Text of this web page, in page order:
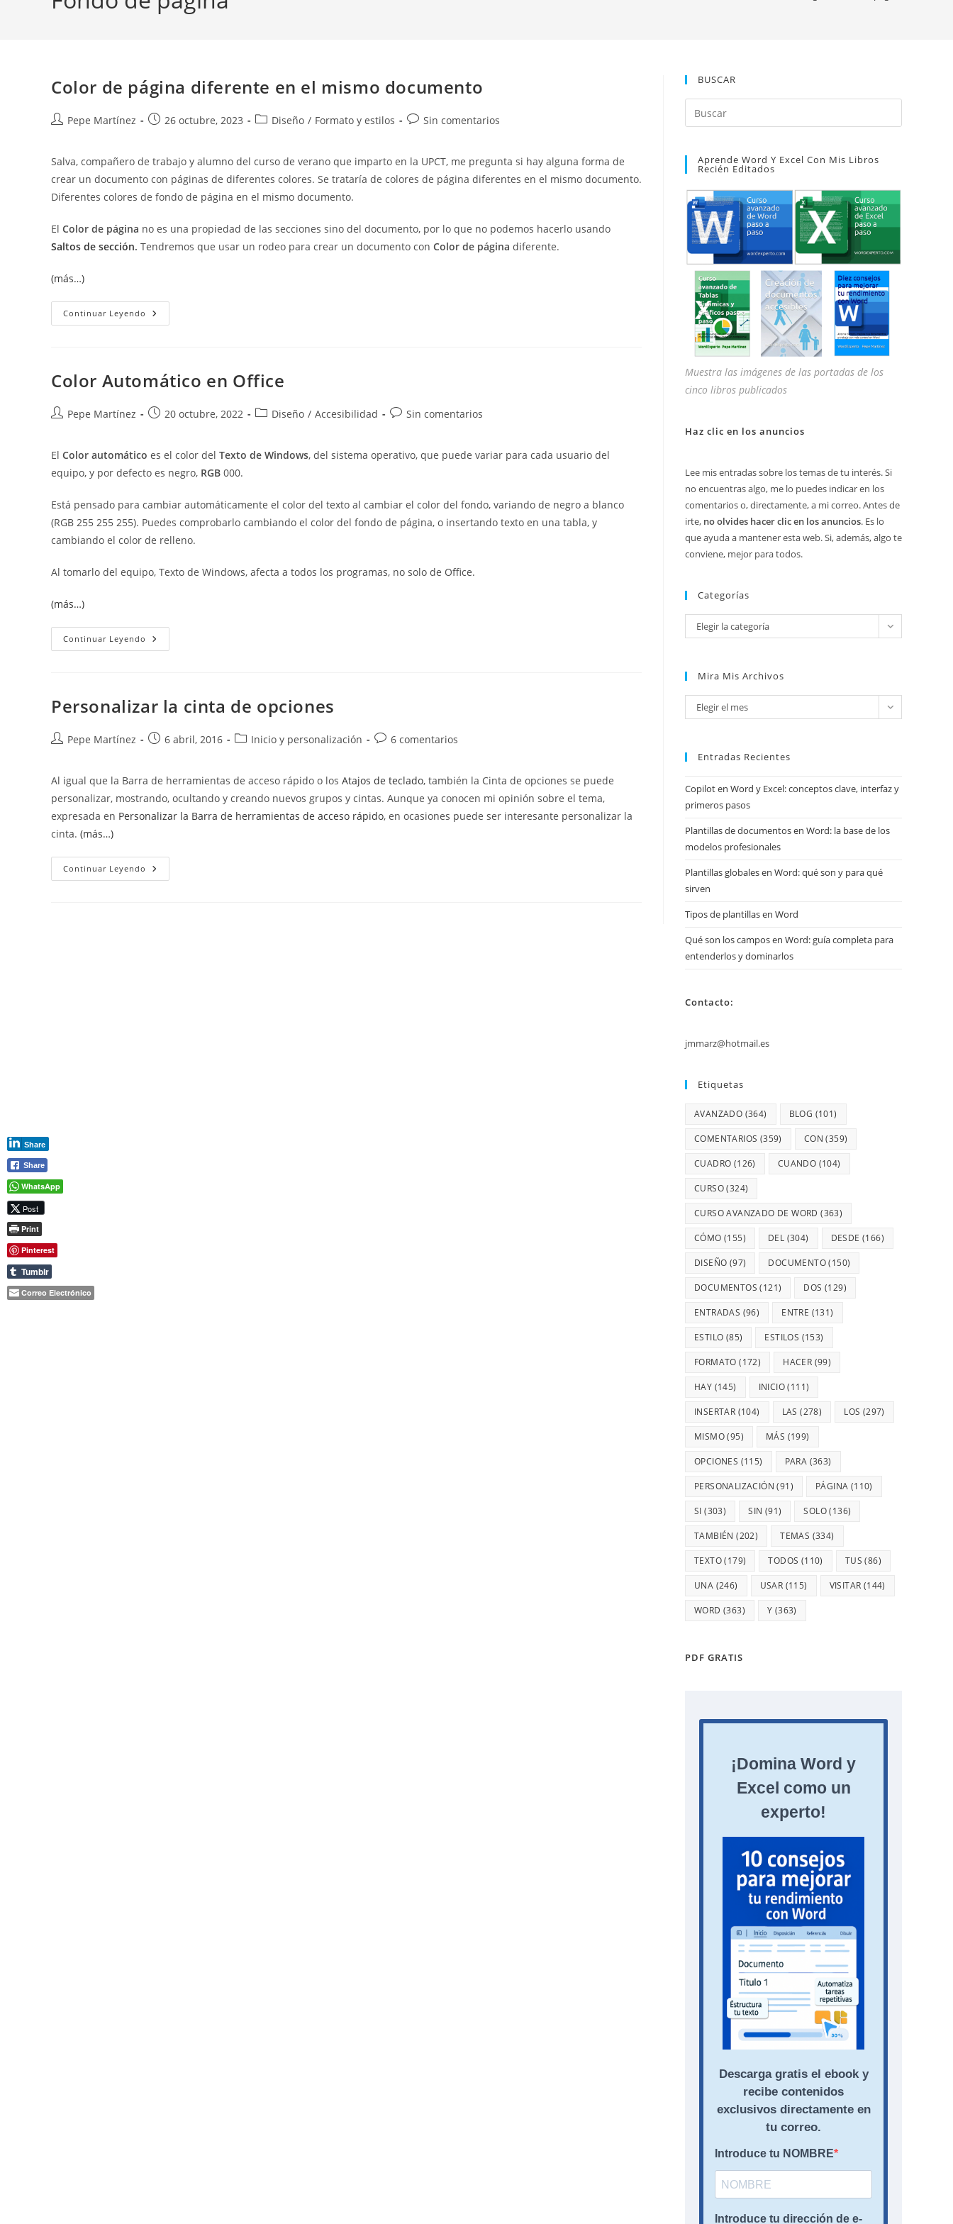
Color de página diferente en el mismo documento
Autor
entrada:
Pepe Martínez
Publicación
entrada:
26 octubre, 2023
Categoría
entrada:
Diseño / Formato y estilos
Comentarios
entrada:
Sin comentarios
Salva, compañero de trabajo y alumno del curso de verano que imparto en la UPCT, me pregunta si hay alguna forma de
crear un documento con páginas de diferentes colores. Se trataría de colores de página diferentes en el mismo documento.
Diferentes colores de fondo de página en el mismo documento.
El Color de página no es una propiedad de las secciones sino del documento, por lo que no podemos hacerlo usando
Saltos de sección. Tendremos que usar un rodeo para crear un documento con Color de página diferente.
(más…)
Continuar Leyendo Color
De
Mismo
Documento
Color Automático en Office
Autor
entrada:
Pepe Martínez
Publicación
entrada:
20 octubre, 2022
Categoría
entrada:
Diseño / Accesibilidad
Comentarios
entrada:
Sin comentarios
El Color automático es el color del Texto de Windows, del sistema operativo, que puede variar para cada usuario del
equipo, y por defecto es negro, RGB 000.
Está pensado para cambiar automáticamente el color del texto al cambiar el color del fondo, variando de negro a blanco
(RGB 255 255 255). Puedes comprobarlo cambiando el color del fondo de página, o insertando texto en una tabla, y
cambiando el color de relleno.
Al tomarlo del equipo, Texto de Windows, afecta a todos los programas, no solo de Office.
(más…)
Continuar Leyendo Color
Automático
Personalizar la cinta de opciones
Autor
entrada:
Pepe Martínez
Publicación
entrada:
6 abril, 2016
Categoría
entrada:
Inicio y personalización
Comentarios
entrada:
6 comentarios
Al igual que la Barra de herramientas de acceso rápido o los Atajos de teclado, también la Cinta de opciones se puede
personalizar, mostrando, ocultando y creando nuevos grupos y cintas. Aunque ya conocen mi opinión sobre el tema,
expresada en Personalizar la Barra de herramientas de acceso rápido, en ocasiones puede ser interesante personalizar la
cinta. (más…)
Continuar Leyendo Personalizar
La
BUSCAR
Escape
Aprende Word Y Excel Con Mis Libros
Recién Editados
Muestra las imágenes de las portadas de los
cinco libros publicados
Haz clic en los anuncios
Lee mis entradas sobre los temas de tu interés. Si
no encuentras algo, me lo puedes indicar en los
comentarios o, directamente, a mi correo. Antes de
irte, no olvides hacer clic en los anuncios. Es lo
que ayuda a mantener esta web. Si, además, algo te
conviene, mejor para todos.
Categorías
Categorías
Elegir la categoría
Mira Mis Archivos
Mira
mis
Elegir el mes
Entradas Recientes
Copilot en Word y Excel: conceptos clave, interfaz y
primeros pasos
Plantillas de documentos en Word: la base de los
modelos profesionales
Plantillas globales en Word: qué son y para qué
sirven
Tipos de plantillas en Word
Qué son los campos en Word: guía completa para
entenderlos y dominarlos
Contacto:
jmmarz@hotmail.es
Etiquetas
AVANZADO (364) BLOG (101)
COMENTARIOS (359) CON (359)
CUADRO (126) CUANDO (104)
CURSO(324)
CURSO AVANZADO DE WORD (363)
CÓMO (155) DEL (304) DESDE (166)
DISEÑO (97) DOCUMENTO(150)
DOCUMENTOS (121) DOS (129)
ENTRADAS (96) ENTRE (131)
ESTILO (85) ESTILOS (153)
FORMATO (172) HACER (99)
HAY (145) INICIO(111)
INSERTAR (104) LAS (278) LOS (297)
MISMO(95) MÁS (199)
OPCIONES (115) PARA (363)
PERSONALIZACIÓN (91) PÁGINA (110)
SI (303) SIN (91) SOLO(136)
TAMBIÉN (202) TEMAS (334)
TEXTO(179) TODOS (110) TUS (86)
UNA (246) USAR (115) VISITAR (144)
WORD (363) Y (363)
PDF GRATIS
Share
Share
WhatsApp
Post
Print
Pinterest
Tumblr
Correo Electrónico